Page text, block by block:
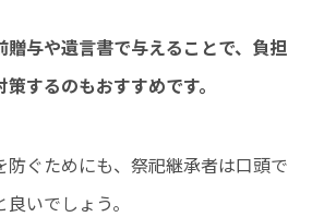
与や遺言書で与えることで、負担
するのもおすすめです。
防ぐためにも、祭祀継承者は口頭で
いでしょう。